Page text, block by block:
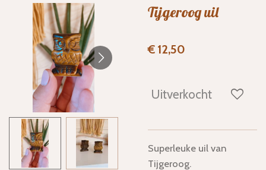
Tijgeroog uil
€ 12,50
Uitverkocht
Superleuke uil van
Tijgeroog.